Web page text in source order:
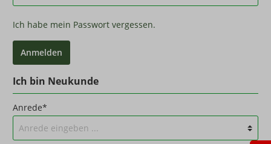
Ich habe mein Passwort vergessen.
Anmelden
Ich bin Neukunde
Anrede*